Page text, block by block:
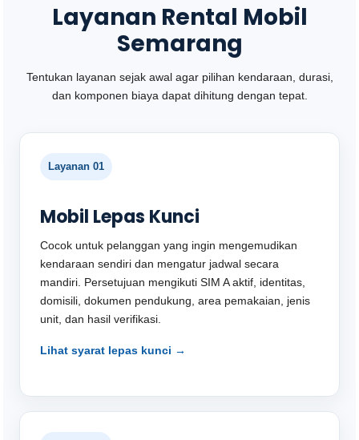
Layanan Rental Mobil
Semarang
Tentukan layanan sejak awal agar pilihan kendaraan, durasi,
dan komponen biaya dapat dihitung dengan tepat.
Layanan 01
Mobil Lepas Kunci
Cocok untuk pelanggan yang ingin mengemudikan
kendaraan sendiri dan mengatur jadwal secara
mandiri. Persetujuan mengikuti SIM A aktif, identitas,
domisili, dokumen pendukung, area pemakaian, jenis
unit, dan hasil verifikasi.
Lihat syarat lepas kunci →